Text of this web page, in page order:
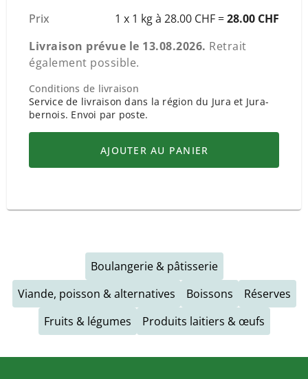
Prix 1 x 1 kg à 28.00 CHF =28.00 CHF
Livraison prévue le 13.08.2026. Retrait
également possible.
Conditions de livraison
Service de livraison dans la région du Jura et Jura-
bernois. Envoi par poste.
AJOUTER AU PANIER
Boulangerie & pâtisserie
Viande, poisson & alternatives
Boissons
Réserves
Fruits & légumes
Produits laitiers & œufs